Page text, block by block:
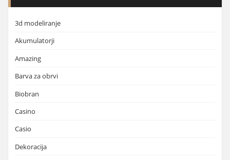
3d modeliranje
Akumulatorji
Amazing
Barva za obrvi
Biobran
Casino
Casio
Dekoracija